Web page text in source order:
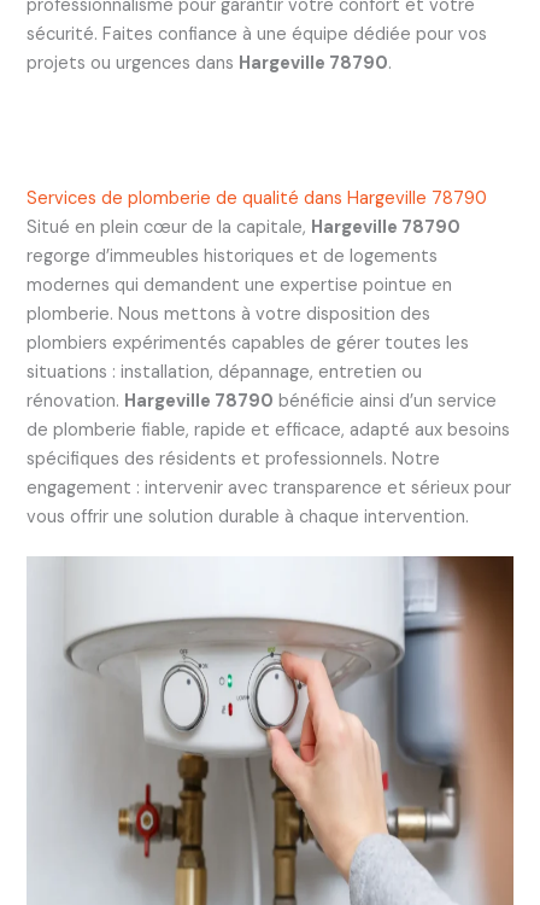
professionnalisme pour garantir votre confort et votre
sécurité. Faites confiance à une équipe dédiée pour vos
projets ou urgences dans Hargeville 78790.
Services de plomberie de qualité dans Hargeville 78790
Situé en plein cœur de la capitale, Hargeville 78790
regorge d’immeubles historiques et de logements
modernes qui demandent une expertise pointue en
plomberie. Nous mettons à votre disposition des
plombiers expérimentés capables de gérer toutes les
situations : installation, dépannage, entretien ou
rénovation. Hargeville 78790 bénéficie ainsi d’un service
de plomberie fiable, rapide et efficace, adapté aux besoins
spécifiques des résidents et professionnels. Notre
engagement : intervenir avec transparence et sérieux pour
vous offrir une solution durable à chaque intervention.